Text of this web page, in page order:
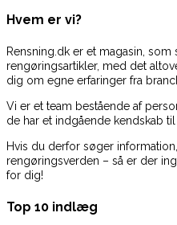
Hvem er vi?
Rensning.dk er et magasin,
rengøringsartikler, med det
dig om egne erfaringer fra
Vi er et team bestående af
de har et indgående kendskab
Hvis du derfor søger
rengøringsverden – så er der
for dig!
Top 10 indlæg